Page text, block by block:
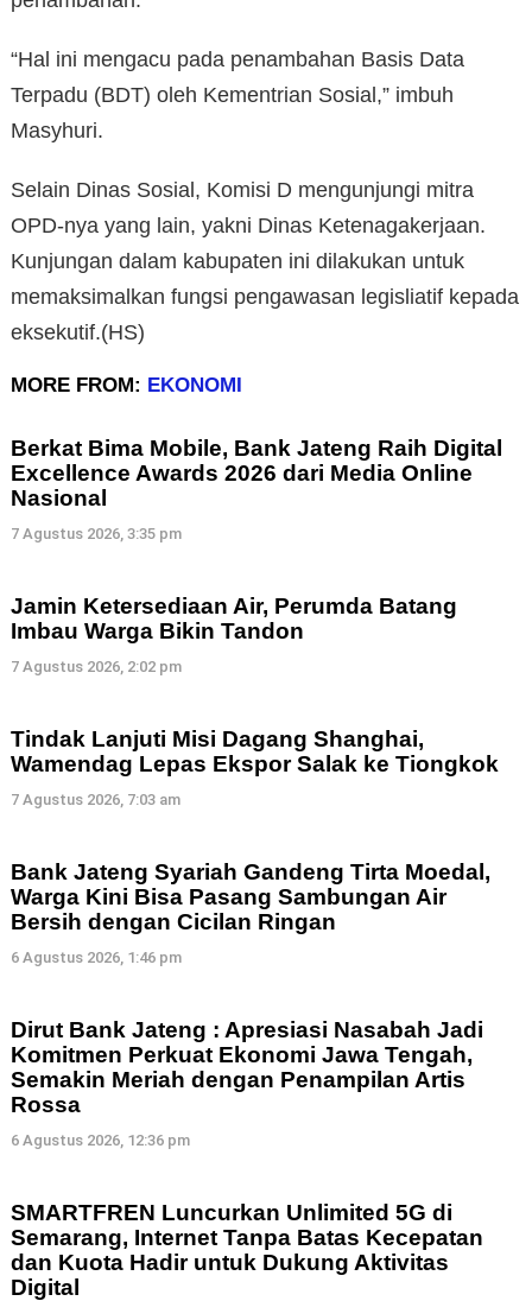
“Hal ini mengacu pada penambahan Basis Data
Terpadu (BDT) oleh Kementrian Sosial,” imbuh
Masyhuri.
Selain Dinas Sosial, Komisi D mengunjungi mitra
OPD-nya yang lain, yakni Dinas Ketenagakerjaan.
Kunjungan dalam kabupaten ini dilakukan untuk
memaksimalkan fungsi pengawasan legisliatif kepada
eksekutif.(HS)
MORE FROM: EKONOMI
Berkat Bima Mobile, Bank Jateng Raih Digital
Excellence Awards 2026 dari Media Online
Nasional
7 Agustus 2026, 3:35 pm
Jamin Ketersediaan Air, Perumda Batang
Imbau Warga Bikin Tandon
7 Agustus 2026, 2:02 pm
Tindak Lanjuti Misi Dagang Shanghai,
Wamendag Lepas Ekspor Salak ke Tiongkok
7 Agustus 2026, 7:03 am
Bank Jateng Syariah Gandeng Tirta Moedal,
Warga Kini Bisa Pasang Sambungan Air
Bersih dengan Cicilan Ringan
6 Agustus 2026, 1:46 pm
Dirut Bank Jateng : Apresiasi Nasabah Jadi
Komitmen Perkuat Ekonomi Jawa Tengah,
Semakin Meriah dengan Penampilan Artis
Rossa
6 Agustus 2026, 12:36 pm
SMARTFREN Luncurkan Unlimited 5G di
Semarang, Internet Tanpa Batas Kecepatan
dan Kuota Hadir untuk Dukung Aktivitas
Digital